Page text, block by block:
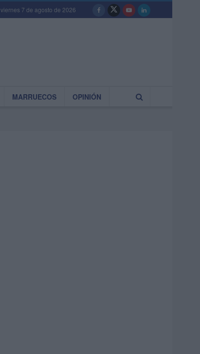
viernes 7 de agosto de 2026
MARRUECOS OPINIÓN